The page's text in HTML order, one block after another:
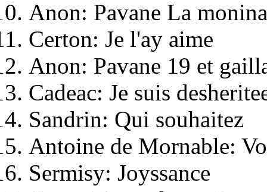
Anon: Pavane La monina
Certon: Je l'ay aime
Anon: Pavane 19 et
Cadeac: Je suis
Sandrin: Qui souhaitez
Antoine de Mornable:
Sermisy: Joyssance